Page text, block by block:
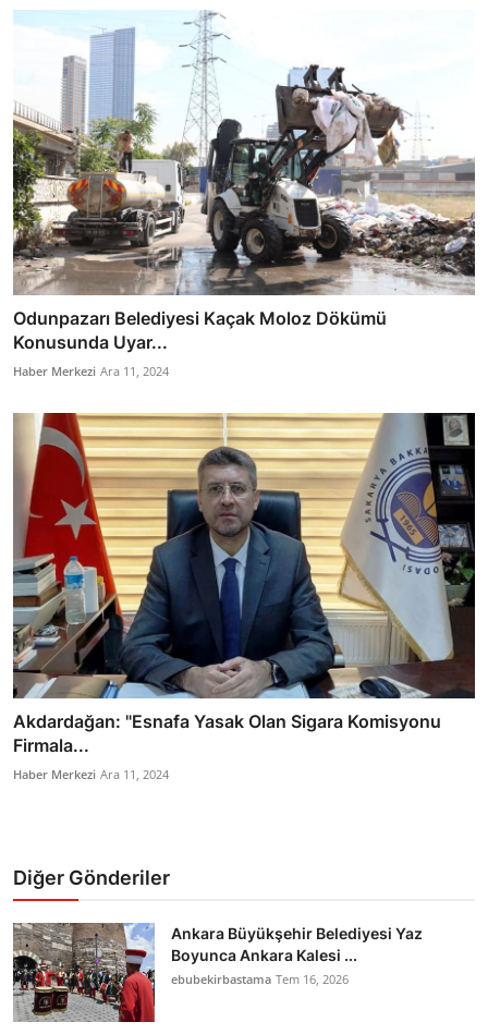
Odunpazarı Belediyesi Kaçak Moloz Dökümü
Konusunda Uyar...
Haber Merkezi Ara 11, 2024
Akdardağan: "Esnafa Yasak Olan Sigara Komisyonu
Firmala...
Haber Merkezi Ara 11, 2024
Diğer Gönderiler
Ankara Büyükşehir Belediyesi Yaz
Boyunca Ankara Kalesi ...
ebubekirbastama Tem 16, 2026